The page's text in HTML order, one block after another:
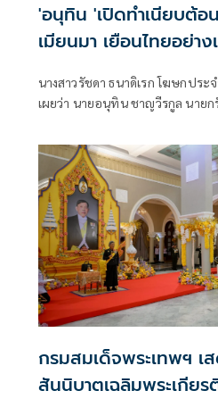
'อนุทิน 'เปิดทำเนียบต้อ
เมียนมา เยือนไทยอย่า
นางสาวรัชดา ธนาดิเรก โฆษกประ
เผยว่า นายอนุทิน ชาญวีรกูล นายก
กรมสมเด็จพระเทพฯ เ
สันนิบาตเฉลิมพระเกียร